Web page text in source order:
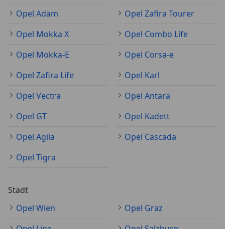
Opel Adam
Opel Zafira Tourer
Opel Mokka X
Opel Combo Life
Opel Mokka-E
Opel Corsa-e
Opel Zafira Life
Opel Karl
Opel Vectra
Opel Antara
Opel GT
Opel Kadett
Opel Agila
Opel Cascada
Opel Tigra
Stadt
Opel Wien
Opel Graz